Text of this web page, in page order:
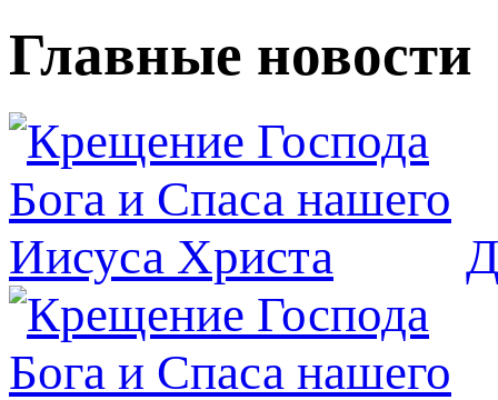
Главные новости